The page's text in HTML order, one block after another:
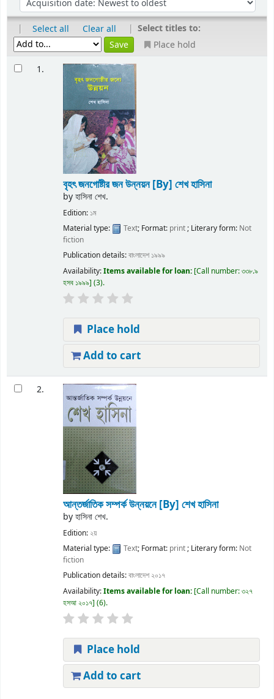
| Select all Clear all | Select titles to:
Place hold
1.
বৃহৎ জনগোষ্টীর জন উন্নয়ন[By] শেখ হাসিনা
byহাসিনা শেখ.
Edition: ১ম
Material type:
Text; Format: print; Literary form: Not
fiction
Publication details:বাংলাদেশ ১৯৯৯
Availability:Items available for loan: Call number:৩৩৮.৯
হসব ১৯৯৯ (3).
Place hold
Add to cart
2.
আন্তর্জাতিক সম্পর্ক উন্নয়নে[By] শেখ হাসিনা
byহাসিনা শেখ.
Edition: ২য়
Material type:
Text; Format: print; Literary form: Not
fiction
Publication details:বাংলাদেশ ২০১৭
Availability:Items available for loan: Call number:৩২৭
হসআ ২০১৭ (6).
Place hold
Add to cart